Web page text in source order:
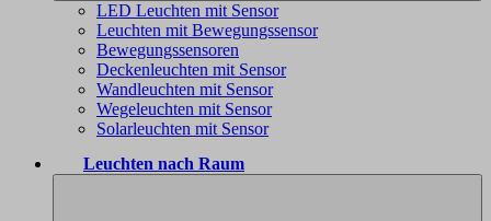
LED Leuchten mit Sensor
Leuchten mit Bewegungssensor
Bewegungssensoren
Deckenleuchten mit Sensor
Wandleuchten mit Sensor
Wegeleuchten mit Sensor
Solarleuchten mit Sensor
Leuchten nach Raum